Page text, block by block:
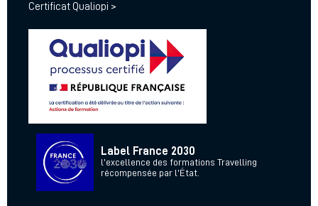
Certificat Qualiopi >
Label France 2030
l’excellence des formations Travelling
récompensée par l’État.